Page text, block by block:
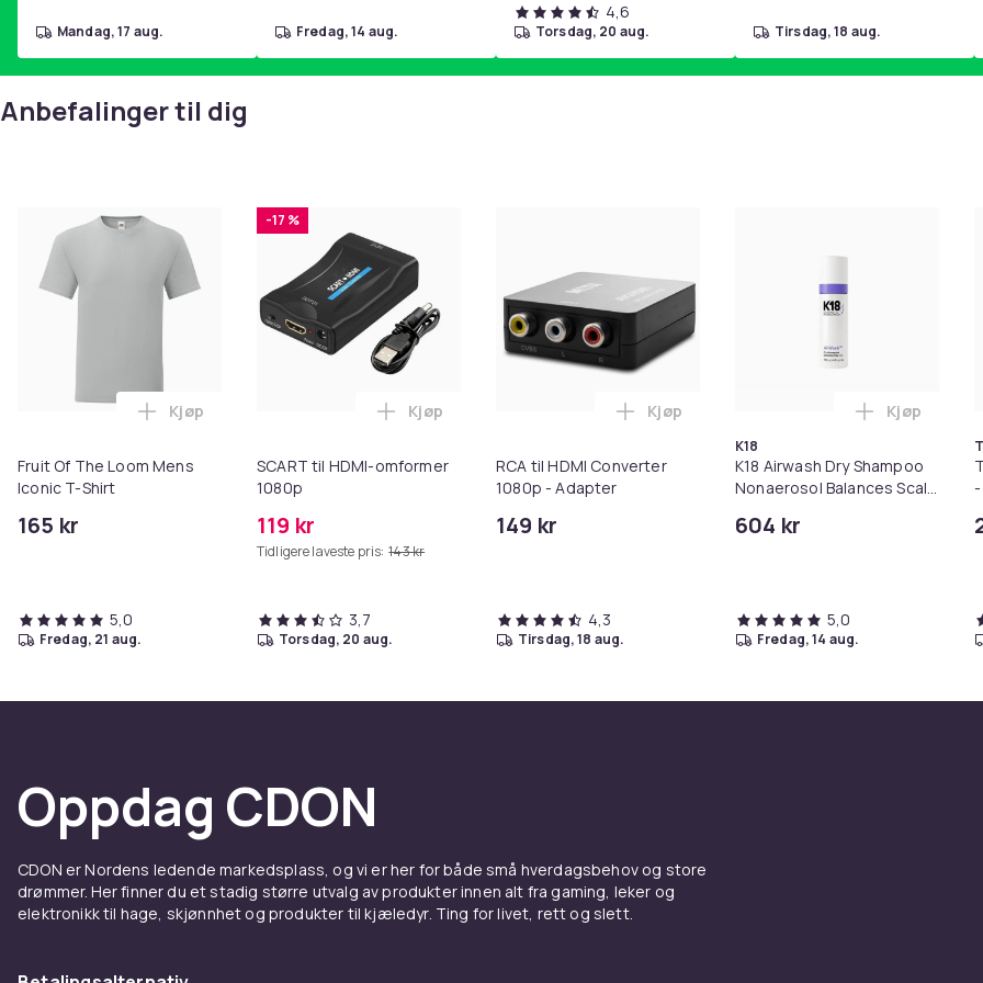
mandag, 17 aug. fredag, 14 aug.
4,6
torsdag, 20 aug. tirsdag, 18 aug.
Anbefalinger til dig
Fruit Of The Loom Mens
Iconic T-Shirt
165 kr
Legg Fruit Of The Loom Mens Iconic T-Shirt i handlekurven
Kjøp
5,0
fredag, 21 aug.
-17 %
SCART til HDMI-omformer
1080p
119 kr
Tidligere laveste pris: 143 kr
Legg SCART til HDMI-omformer 1080p i handlekurven
Kjøp
3,7
torsdag, 20 aug.
RCA til HDMI Converter
1080p - Adapter
149 kr
Legg RCA til HDMI Converter 1080p -
Kjøp
4,3
tirsdag, 18 aug.
K18
K18 Airwash Dry Shampoo
Nonaerosol Balances Scalp
604 kr
Legg K18
Kjøp
5,0
fredag, 14 aug.
-
Oppdag CDON
CDON er Nordens ledende markedsplass, og vi er her for både små hverdagsbehov og store
drømmer. Her finner du et stadig større utvalg av produkter innen alt fra gaming, leker og
elektronikk til hage, skjønnhet og produkter til kjæledyr. Ting for livet, rett og slett.